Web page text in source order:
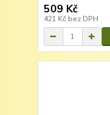
509 Kč
421 Kč bez DPH